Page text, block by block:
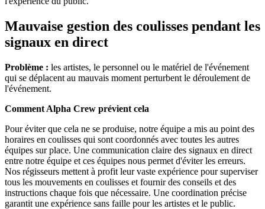
Mauvaise gestion des coulisses pendant les
signaux en direct
Problème : les artistes, le personnel ou le matériel de l'événement
qui se déplacent au mauvais moment perturbent le déroulement de
l'événement.
Comment Alpha Crew prévient cela
Pour éviter que cela ne se produise, notre équipe a mis au point des
horaires en coulisses qui sont coordonnés avec toutes les autres
équipes sur place. Une communication claire des signaux en direct
entre notre équipe et ces équipes nous permet d'éviter les erreurs.
Nos régisseurs mettent à profit leur vaste expérience pour superviser
tous les mouvements en coulisses et fournir des conseils et des
instructions chaque fois que nécessaire. Une coordination précise
garantit une expérience sans faille pour les artistes et le public.